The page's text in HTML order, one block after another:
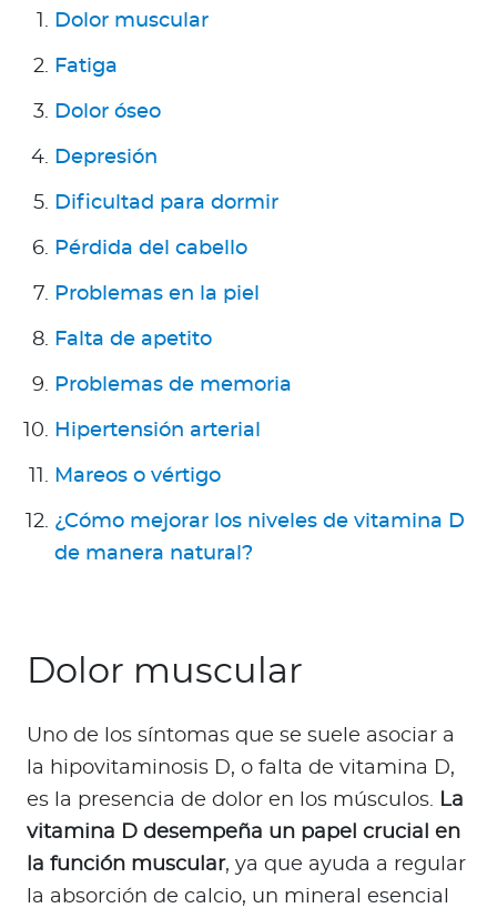
Dolor muscular
Fatiga
Dolor óseo
Depresión
Dificultad para dormir
Pérdida del cabello
Problemas en la piel
Falta de apetito
Problemas de memoria
Hipertensión arterial
Mareos o vértigo
¿Cómo mejorar los niveles de vitamina D
de manera natural?
Dolor muscular
Uno de los síntomas que se suele asociar a
la hipovitaminosis D, o falta de vitamina D,
es la presencia de dolor en los músculos. La
vitamina D desempeña un papel crucial en
la función muscular, ya que ayuda a regular
la absorción de calcio, un mineral esencial